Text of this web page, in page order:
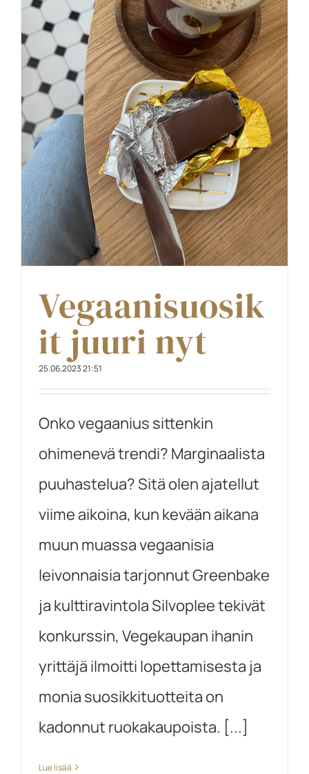
Vegaanisuosik
it juuri nyt
25.06.2023 21:51
Onko vegaanius sittenkin
ohimenevä trendi? Marginaalista
puuhastelua? Sitä olen ajatellut
viime aikoina, kun kevään aikana
muun muassa vegaanisia
leivonnaisia tarjonnut Greenbake
ja kulttiravintola Silvoplee tekivät
konkurssin, Vegekaupan ihanin
yrittäjä ilmoitti lopettamisesta ja
monia suosikkituotteita on
kadonnut ruokakaupoista. [...]
Lue lisää